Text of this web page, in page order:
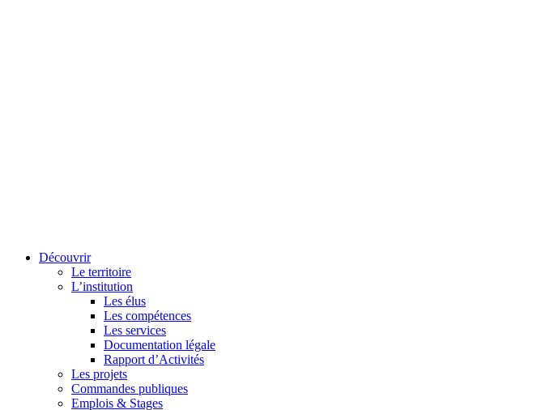
Découvrir
Le territoire
L’institution
Les élus
Les compétences
Les services
Documentation légale
Rapport d’Activités
Les projets
Commandes publiques
Emplois & Stages